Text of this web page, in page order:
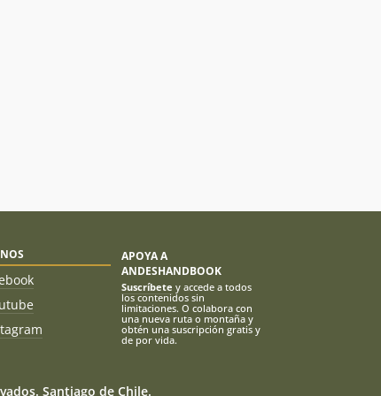
APOYA A
ANDESHANDBOOK
Suscríbete y accede a todos
los contenidos sin
limitaciones. O colabora con
una nueva ruta o montaña y
obtén una suscripción gratis y
de por vida.
Santiago de Chile.